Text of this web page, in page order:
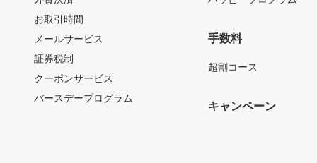
お取引時間
メールサービス
証券税制
クーポンサービス
バースデープログラム
手数料
超割コース
キャンペーン